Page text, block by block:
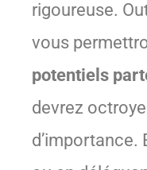
rigoureuse.
vous
potentiels
devrez
d’importance.